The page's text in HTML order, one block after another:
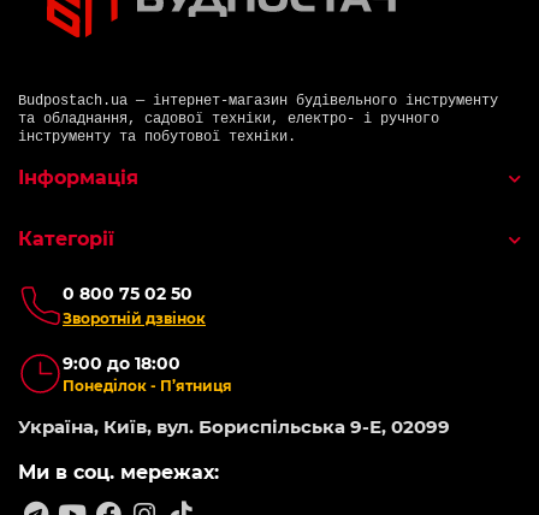
Budpostach.ua — інтернет-магазин будівельного інструменту
та обладнання, садової техніки, електро- і ручного
інструменту та побутової техніки.
0 800 75 02 50
Зворотній дзвінок
9:00 до 18:00
Понеділок - П’ятниця
Україна, Київ, вул. Бориспільська 9-Е, 02099
Ми в соц. мережах:
Інформація
Категорії